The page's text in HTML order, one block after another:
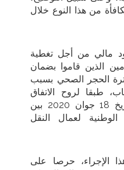
من هذا النوع خلال
مالي من أجل تغطية
الذين قاموا بضمان
الحجر الصحي بسبب
طبقا لروح الاتفاق
الجماعي للعمل المبرم بتاريخ 18 جوان 2020 بين
الوطنية لعمال النقل
الإجراء، حرصا على